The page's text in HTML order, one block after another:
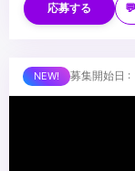
・生成AIを活用した
・モーショングラ
・VTuber関連や二
るスキル
・クリエイティブ
事業成果にコミット
...
応募する
募集開始日 :